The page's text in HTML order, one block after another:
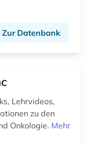
Zur Datenbank
Lehrvideos,
zu den
Onkologie. Mehr